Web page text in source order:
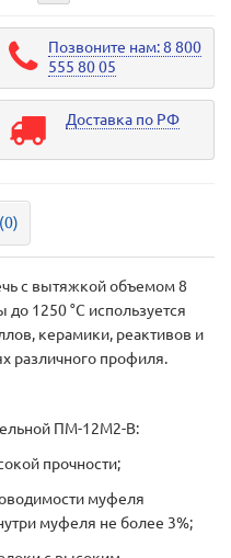
Позвоните нам: 8 800
555 80 05
Доставка по РФ
с вытяжкой объемом 8
1250 °С используется
керамики, реактивов и
различного профиля.
ПМ-12М2-В:
прочности;
муфеля
муфеля не более 3%;